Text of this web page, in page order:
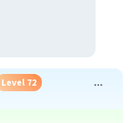
Level 72